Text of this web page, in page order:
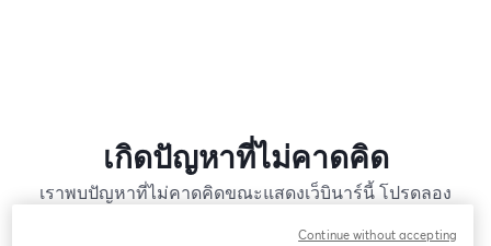
เกิดปัญหาที่ไม่คาดคิด
เราพบปัญหาที่ไม่คาดคิดขณะแสดงเว็บินาร์นี้ โปรดลอง
Continue without accepting